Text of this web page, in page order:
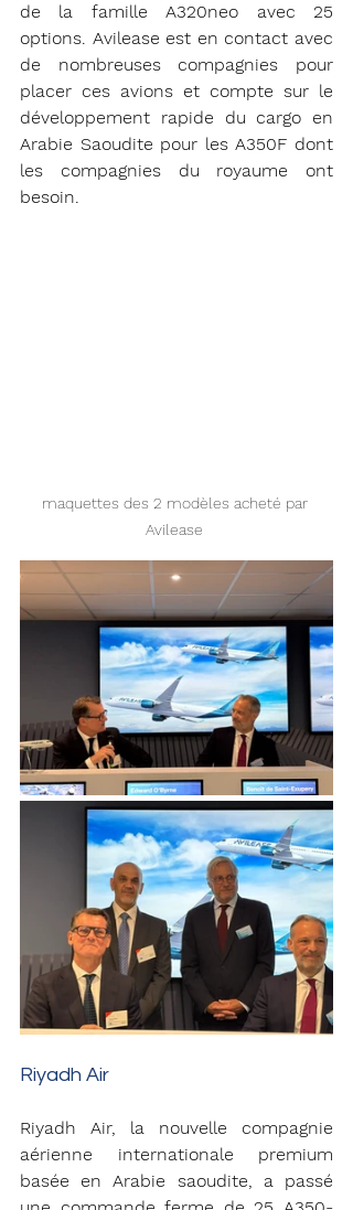
de la famille A320neo avec 25
options. Avilease est en contact avec
de nombreuses compagnies pour
placer ces avions et compte sur le
développement rapide du cargo en
Arabie Saoudite pour les A350F dont
les compagnies du royaume ont
besoin.
maquettes des 2 modèles acheté par
Avilease
Riyadh Air
Riyadh Air, la nouvelle compagnie
aérienne internationale premium
basée en Arabie saoudite, a passé